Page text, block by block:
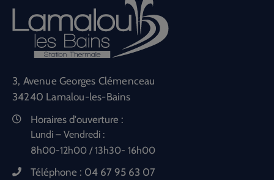
3, Avenue Georges Clémenceau
34240 Lamalou-les-Bains
Horaires d'ouverture :
Lundi – Vendredi :
8h00-12h00 / 13h30- 16h00
Téléphone : 04 67 95 63 07